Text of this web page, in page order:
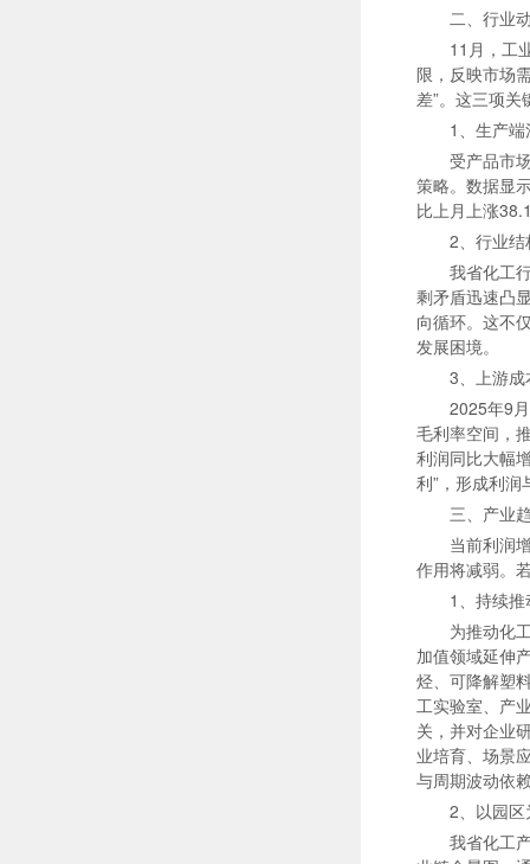
二、行业
11月，工
限，反映市场
差”。这三项
1、生产
受产品市
策略。数据显
比上月上涨
2、行业
我省化工
剩矛盾迅速凸
向循环。这不
发展困境。
3、上游
2025年9
毛利率空间，
利润同比大幅
利”，形成利
三、产业
当前利润
作用将减弱。
1、持续
为推动化
加值领域延伸
烃、可降解塑
工实验室、产
关，并对企业
业培育、场景
与周期波动依
2、以园
我省化工